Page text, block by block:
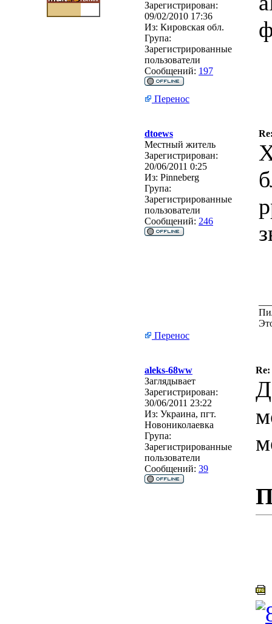
Зарегистрирован:
09/02/2010 17:36
Из: Кировская обл.
Група:
Зарегистрированные
пользователи
Сообщений: 197
Перенос
dtoews
Местный житель
Зарегистрирован:
20/06/2011 0:25
Из: Pinneberg
Група:
Зарегистрированные
пользователи
Сообщений: 246
Перенос
aleks-68ww
Заглядывает
Зарегистрирован:
30/06/2011 23:22
Из: Украина, пгт.
Новониколаевка
Група:
Зарегистрированные
пользователи
Сообщений: 39